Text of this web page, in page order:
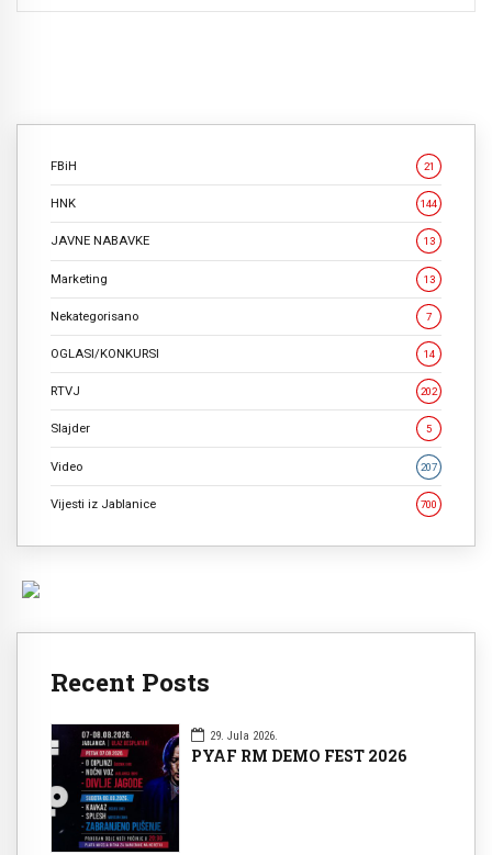
FBiH 21
HNK 144
JAVNE NABAVKE 13
Marketing 13
Nekategorisano 7
OGLASI/KONKURSI 14
RTVJ 202
Slajder 5
Video 207
Vijesti iz Jablanice 700
Recent Posts
29. Jula 2026.
PYAF RM DEMO FEST 2026